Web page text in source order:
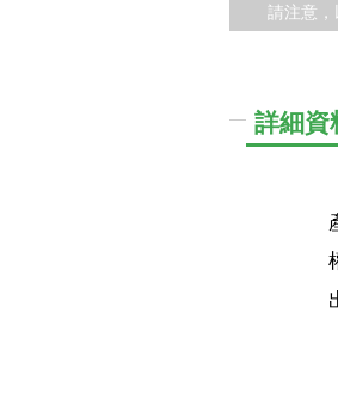
請注意，
詳細資